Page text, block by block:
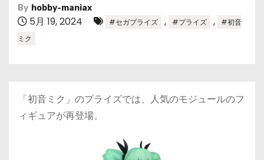
By hobby-maniax
5月 19, 2024 #セガプライズ , #プライズ ,
#初音
ミク
「初音ミク」のプライズでは、人気のモジュールのフ
ィギュアが再登場。